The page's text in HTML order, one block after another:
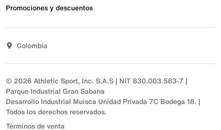
Devoluciones
Comunicate con nosotros
Noticias
Sostenibilidad
Promociones y descuentos
T&C actividades comerciales
Colombia
© 2026 Athletic Sport, Inc. S.A.S | NIT 830.003.583-7 |
Parque Industrial Gran Sabana
Desarrollo Industrial Muisca Unidad Privada 7C Bodega 18. |
Todos los derechos reservados.
Términos de venta